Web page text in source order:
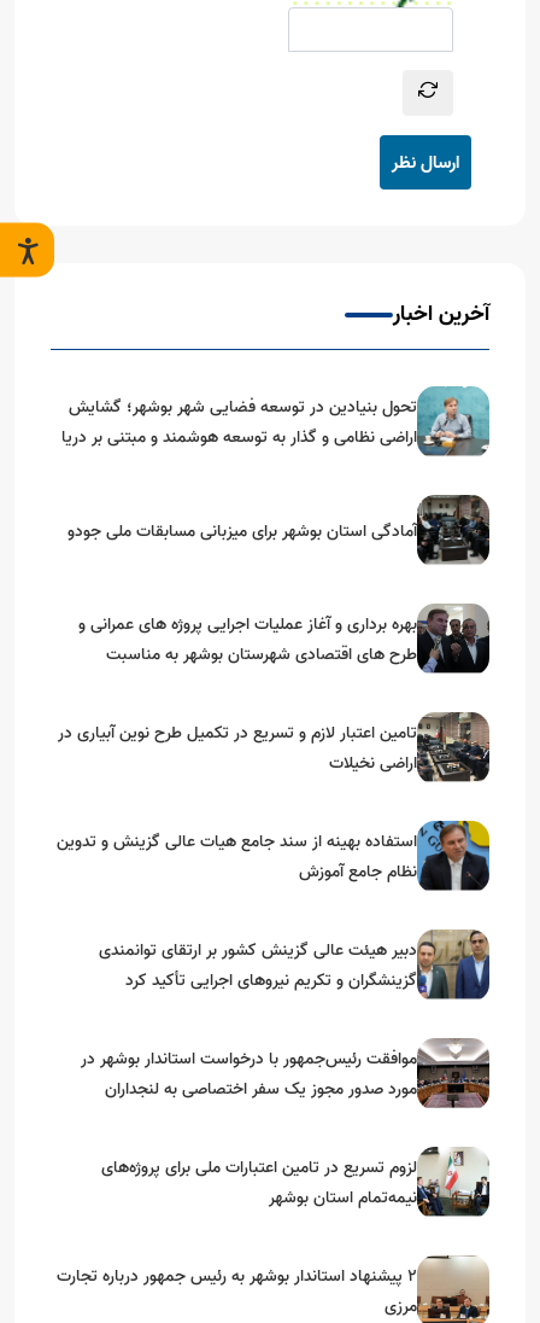
ارسال نظر
آخرین اخبار
تحول بنیادین در توسعه فضایی شهر بوشهر؛ گشایش
اراضی نظامی و گذار به توسعه هوشمند و مبتنی بر دریا
آمادگی استان بوشهر برای میزبانی مسابقات ملی جودو
بهره برداری و آغاز عملیات اجرایی پروژه های عمرانی و
طرح های اقتصادی شهرستان بوشهر به مناسبت
تامین اعتبار لازم و تسریع در تکمیل طرح نوین آبیاری در
اراضی نخیلات
استفاده بهینه از سند جامع هیات عالی گزینش و‌ تدوین
نظام جامع آموزش
دبیر هیئت عالی گزینش کشور بر ارتقای توانمندی
گزینشگران و تکریم نیروهای اجرایی تأکید کرد
موافقت رئیس‌جمهور با درخواست استاندار بوشهر در
مورد صدور مجوز یک سفر اختصاصی به لنجداران
لزوم تسریع در تامین اعتبارات ملی برای پروژه‌های
نیمه‌تمام استان بوشهر
۲ پیشنهاد استاندار بوشهر به رئیس جمهور درباره تجارت
مرزی